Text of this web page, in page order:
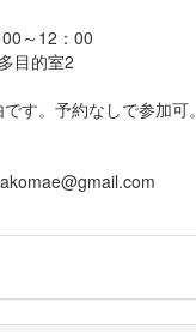
～12：00
目的室2
す。予約なしで参加可。